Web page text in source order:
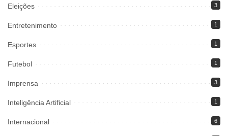
Eleições 3
Entretenimento 1
Esportes 1
Futebol 1
Imprensa 3
Inteligência Artificial 1
Internacional 6